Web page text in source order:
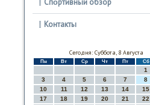
Спοртивный обзор
Контакты
Сегодня: Суббота, 8 Августа
Пн Вт Ср Чт Пт Сб
1
3
4 5 6 7 8
10
11 12 13 14 15
17
18 19 20 21 22